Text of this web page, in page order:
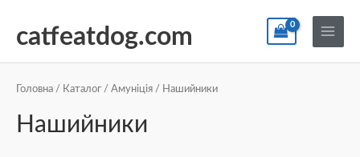
catfeatdog.com
Main
Menu
Головна / Каталог / Амуніція / Нашийники
Нашийники
ціною: